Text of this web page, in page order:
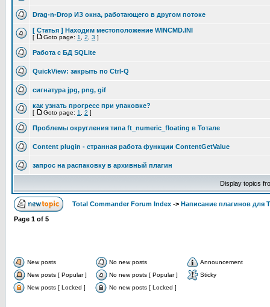
Drag-n-Drop ИЗ окна, работающего в другом потоке
[ Статья ] Находим местоположение WINCMD.INI
[ Goto page: 1 2 3 ]
Работа с БД SQLite
QuickView: закрыть по Ctrl-Q
сигнатура jpg, png, gif
как узнать прогресс при упаковке?
[ Goto page: 1 2 ]
Проблемы округления типа ft_numeric_floating в Тотале
Content plugin - странная работа функции ContentGetValue
запрос на распаковку в архивный плагин
Display topics
Total Commander Forum Index -> Написание плагинов для
Page 1 of 5
New posts No new posts
Announcement
New posts [ Popular ]
No new posts [ Popular ]
Sticky
New posts [ Locked ]
No new posts [ Locked ]